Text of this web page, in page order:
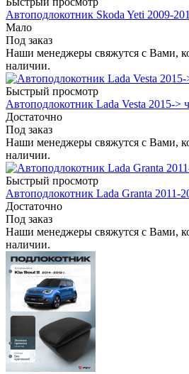
Автоподлокотник Skoda Yeti 2009-
Мало
Под заказ
Наши менеджеры свяжутся с Вами,
наличии.
Быстрый просмотр
Автоподлокотник Lada Vesta 2015->
Достаточно
Под заказ
Наши менеджеры свяжутся с Вами,
наличии.
Быстрый просмотр
Автоподлокотник Lada Granta 2011-
Достаточно
Под заказ
Наши менеджеры свяжутся с Вами,
наличии.